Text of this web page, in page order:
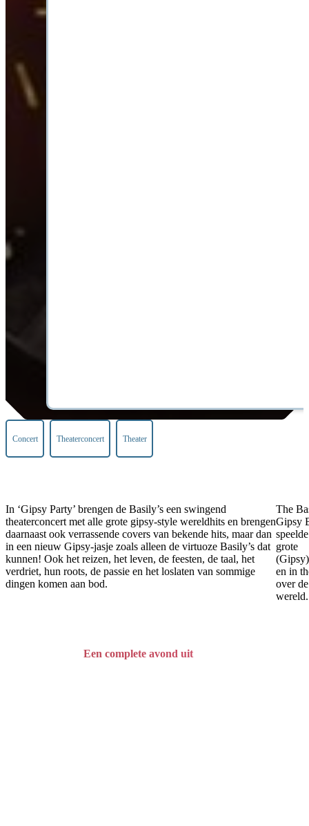
Concert Theaterconcert Theater
In ‘Gipsy Party’ brengen de Basily’s een swingend
theaterconcert met alle grote gipsy-style wereldhits en brengen
daarnaast ook verrassende covers van bekende hits, maar dan
in een nieuw Gipsy-jasje zoals alleen de virtuoze Basily’s dat
kunnen! Ook het reizen, het leven, de feesten, de taal, het
verdriet, hun roots, de passie en het loslaten van sommige
dingen komen aan bod.
The
Gipsy
grote
en in
over
wereld.
Een complete avond uit